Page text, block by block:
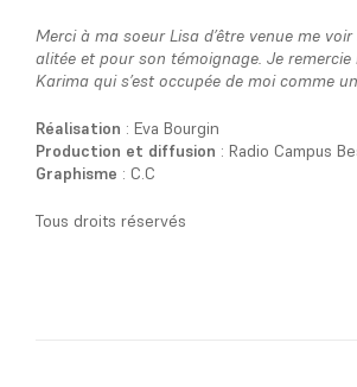
Merci à ma soeur Lisa d’être venue me voir
alitée et pour son témoignage. Je remercie
Karima qui s’est occupée de moi comme
Réalisation : Eva Bourgin
Production et diffusion : Radio Campus
Graphisme : C.C
Tous droits réservés